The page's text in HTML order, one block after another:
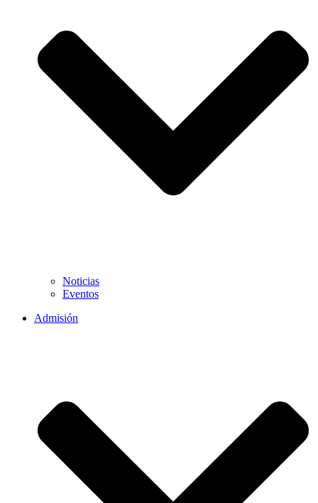
Noticias
Eventos
Admisión